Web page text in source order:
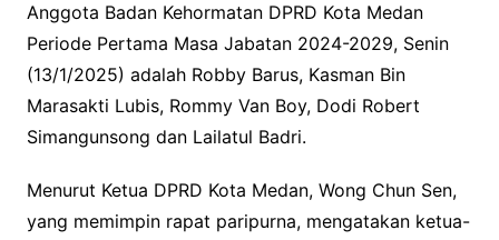
Anggota Badan Kehormatan DPRD Kota Medan
Periode Pertama Masa Jabatan 2024-2029, Senin
(13/1/2025) adalah Robby Barus, Kasman Bin
Marasakti Lubis, Rommy Van Boy, Dodi Robert
Simangunsong dan Lailatul Badri.
Menurut Ketua DPRD Kota Medan, Wong Chun Sen,
yang memimpin rapat paripurna, mengatakan ketua-